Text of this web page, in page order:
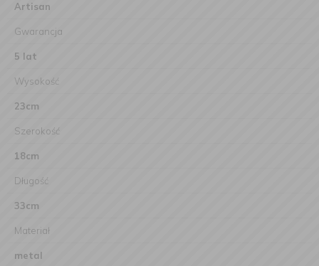
Artisan
Gwarancja
5 lat
Wysokość
23cm
Szerokość
18cm
Długość
33cm
Materiał
metal